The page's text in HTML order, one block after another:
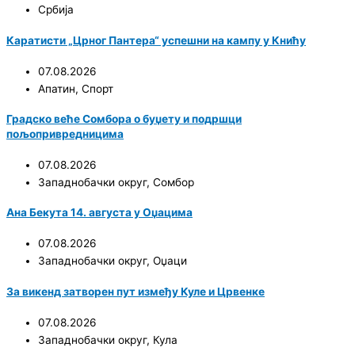
Србија
Каратисти „Црног Пантера“ успешни на кампу у Книћу
07.08.2026
Апатин, Спорт
Градско веће Сомбора о буџету и подршци
пољопривредницима
07.08.2026
Западнобачки округ, Сомбор
Ана Бекута 14. августа у Оџацима
07.08.2026
Западнобачки округ, Оџаци
За викенд затворен пут између Куле и Црвенке
07.08.2026
Западнобачки округ, Кула